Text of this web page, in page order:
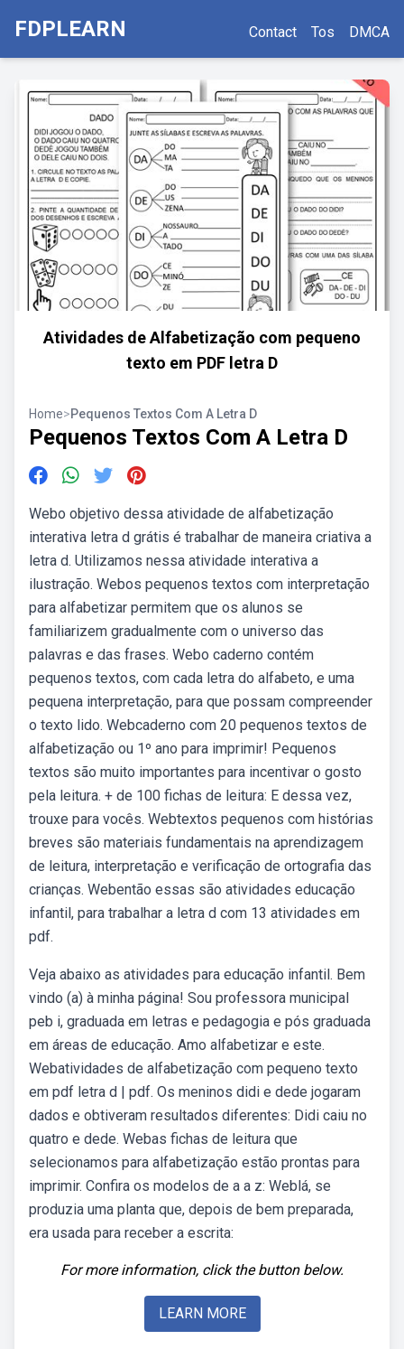
FDPLEARN Contact Tos DMCA
Atividades de Alfabetização com pequeno
texto em PDF letra D
Home>Pequenos Textos Com A Letra D
Pequenos Textos Com A Letra D
Webo objetivo dessa atividade de alfabetização
interativa letra d grátis é trabalhar de maneira criativa a
letra d. Utilizamos nessa atividade interativa a
ilustração. Webos pequenos textos com interpretação
para alfabetizar permitem que os alunos se
familiarizem gradualmente com o universo das
palavras e das frases. Webo caderno contém
pequenos textos, com cada letra do alfabeto, e uma
pequena interpretação, para que possam compreender
o texto lido. Webcaderno com 20 pequenos textos de
alfabetização ou 1º ano para imprimir! Pequenos
textos são muito importantes para incentivar o gosto
pela leitura. + de 100 fichas de leitura: E dessa vez,
trouxe para vocês. Webtextos pequenos com histórias
breves são materiais fundamentais na aprendizagem
de leitura, interpretação e verificação de ortografia das
crianças. Webentão essas são atividades educação
infantil, para trabalhar a letra d com 13 atividades em
pdf.
Veja abaixo as atividades para educação infantil. Bem
vindo (a) à minha página! Sou professora municipal
peb i, graduada em letras e pedagogia e pós graduada
em áreas de educação. Amo alfabetizar e este.
Webatividades de alfabetização com pequeno texto
em pdf letra d | pdf. Os meninos didi e dede jogaram
dados e obtiveram resultados diferentes: Didi caiu no
quatro e dede. Webas fichas de leitura que
selecionamos para alfabetização estão prontas para
imprimir. Confira os modelos de a a z: Weblá, se
produzia uma planta que, depois de bem preparada,
era usada para receber a escrita:
For more information, click the button below.
LEARN MORE